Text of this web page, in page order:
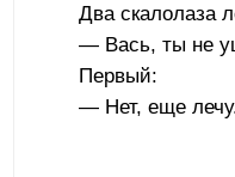
Два скалолаза
— Вась, ты не
Первый:
— Нет, еще